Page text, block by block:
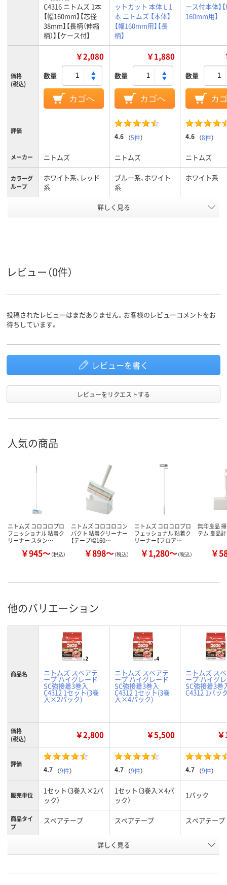
C4316 ニトムズ 1本
【幅160mm】【芯径
38mm】【長柄（伸縮
柄）】【ケース付】
ットカット 本体 L 1
本 ニトムズ 【本体】
【幅160mm用】【長
柄】
ース付本体】
160mm用】
価格
(税込)
￥2,080
数量
カゴへ
￥1,880
数量
カゴへ
数量
カ
評価
4.6 （5件） 4.6 （8件）
メーカー ニトムズ ニトムズ ニトムズ
カラーグ
ループ
ホワイト系、レッド
系
ブルー系、ホワイト
系
ホワイト系
50 80 50
詳しく見る
レビュー（0件）
投稿されたレビューはまだありません。お客様のレビューコメントをお
待ちしています。
レビューを書く
レビューをリクエストする
人気の商品
ニトムズ コロコロプロ
フェッショナル 粘着ク
リーナー スタン…
￥945～（税込）
ニトムズ コロコロコン
パクト 粘着クリーナー
【テープ幅160…
￥898～（税込）
ニトムズ コロコロプロ
フェッショナル 粘着ク
リーナー【フロア…
￥1,280～（税込）
無印良品
テム 良品
￥
他のバリエーション
商品名 ニトムズ スペアテ
ープ ハイグレード
SC強接着3巻入
C4312 1セット(3巻
入×2パック)
ニトムズ スペアテ
ープ ハイグレード
SC強接着3巻入
C4312 1セット(3巻
入×4パック)
ニトムズ ス
ープ ハイグ
SC強接着3巻
C4312 1パッ
価格
(税込)
￥2,800 ￥5,500
評価
4.7 （9件） 4.7 （9件） 4.7 （9件）
販売単位
1セット（3巻入×2パ
ック）
1セット（3巻入×4パ
ック）
1パック
商品タイ
プ
スペアテープ スペアテープ スペアテープ
HN20377 HN20364
詳しく見る